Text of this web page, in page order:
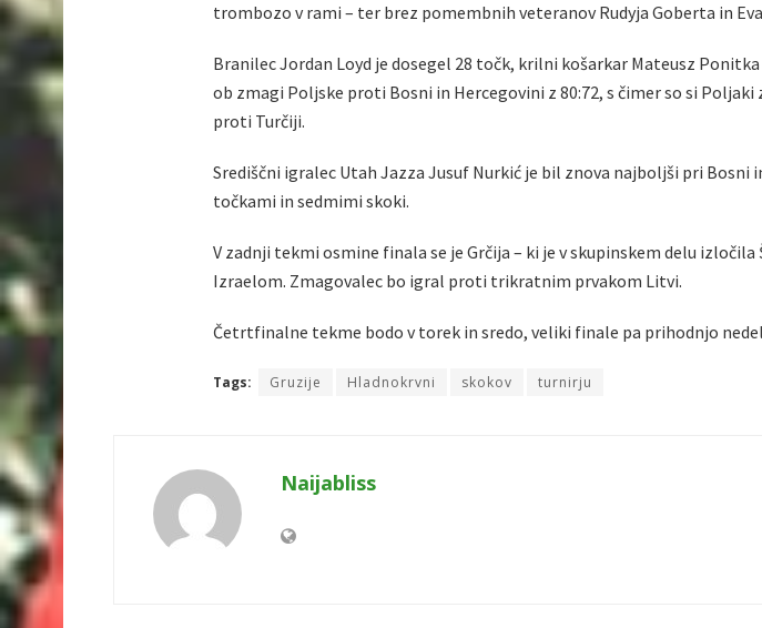
trombozo v rami – ter brez pomembnih veteranov Rudyja Goberta in
Branilec Jordan Loyd je dosegel 28 točk, krilni košarkar Mateusz
ob zmagi Poljske proti Bosni in Hercegovini z 80:72, s čimer so si
proti Turčiji.
Središčni igralec Utah Jazza Jusuf Nurkić je bil znova najboljši pri Bosni
točkami in sedmimi skoki.
V zadnji tekmi osmine finala se je Grčija – ki je v skupinskem delu
Izraelom. Zmagovalec bo igral proti trikratnim prvakom Litvi.
Četrtfinalne tekme bodo v torek in sredo, veliki finale pa prihodnjo
Tags: Gruzije Hladnokrvni skokov turnirju
Naijabliss